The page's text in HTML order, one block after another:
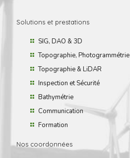
Solutions et prestations
SIG, DAO & 3D
Topographie, Photogrammétrie
Topographie & LiDAR
Inspection et Sécurité
Bathymétrie
Communication
Formation
Nos coordonnées